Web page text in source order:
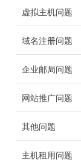
虚拟主机问题
域名注册问题
企业邮局问题
网站推广问题
其他问题
主机租用问题